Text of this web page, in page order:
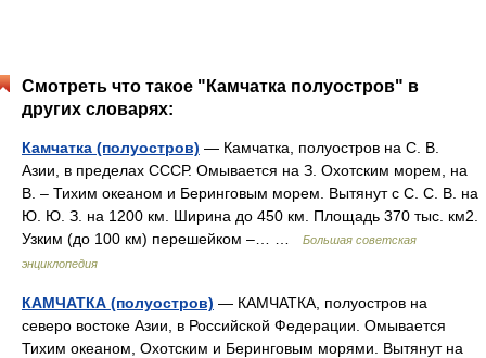
Смотреть что такое "Камчатка полуостров" в
других словарях:
Камчатка (полуостров) — Камчатка, полуостров на С. В.
Азии, в пределах СССР. Омывается на З. Охотским морем, на
В. ‒ Тихим океаном и Беринговым морем. Вытянут с С. С. В. на
Ю. Ю. З. на 1200 км. Ширина до 450 км. Площадь 370 тыс. км2.
Узким (до 100 км) перешейком ‒… …
Большая советская
энциклопедия
КАМЧАТКА (полуостров) — КАМЧАТКА, полуостров на
северо востоке Азии, в Российской Федерации. Омывается
Тихим океаном, Охотским и Беринговым морями. Вытянут на